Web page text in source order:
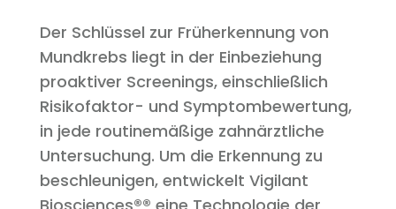
Der Schlüssel zur Früherkennung von
Mundkrebs liegt in der Einbeziehung
proaktiver Screenings, einschließlich
Risikofaktor- und Symptombewertung,
in jede routinemäßige zahnärztliche
Untersuchung. Um die Erkennung zu
beschleunigen, entwickelt Vigilant